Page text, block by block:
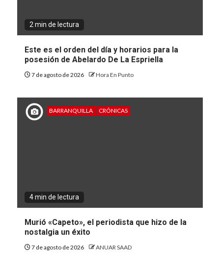
2 min de lectura
Este es el orden del día y horarios para la
posesión de Abelardo De La Espriella
7 de agosto de 2026 Hora En Punto
BARRANQUILLA CRÓNICAS
4 min de lectura
Murió «Capeto», el periodista que hizo de la
nostalgia un éxito
7 de agosto de 2026 ANUAR SAAD